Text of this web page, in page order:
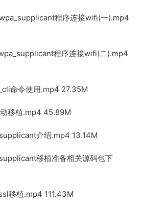
程序连接wifi(一).mp4
程序连接wifi(二).mp4
命令使用.mp4 27.35M
移植.mp4 45.89M
介绍.mp4 13.14M
移植准备相关源码包下
移植.mp4 111.43M